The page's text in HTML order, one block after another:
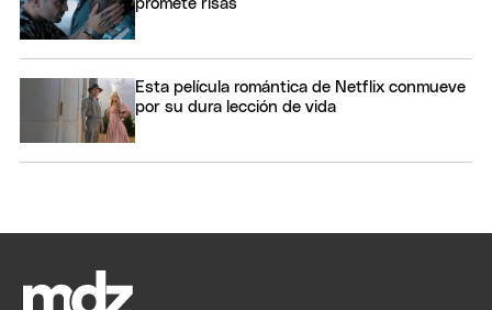
promete risas
Esta película romántica de Netflix conmueve
por su dura lección de vida